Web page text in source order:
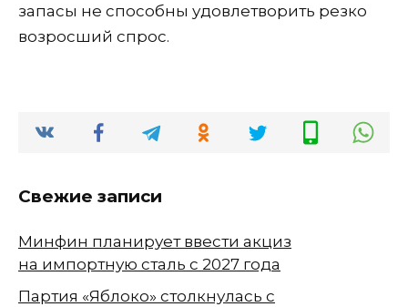
запасы не способны удовлетворить резко
возросший спрос.
Свежие записи
Минфин планирует ввести акциз
на импортную сталь с 2027 года
Партия «Яблоко» столкнулась с